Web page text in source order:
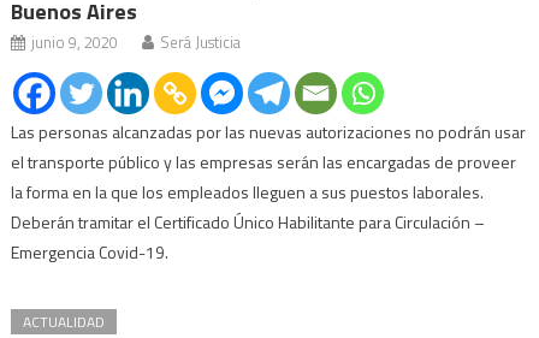
Buenos Aires
junio 9, 2020 Será Justicia
Las personas alcanzadas por las nuevas autorizaciones no podrán usar
el transporte público y las empresas serán las encargadas de proveer
la forma en la que los empleados lleguen a sus puestos laborales.
Deberán tramitar el Certificado Único Habilitante para Circulación –
Emergencia Covid-19.
ACTUALIDAD